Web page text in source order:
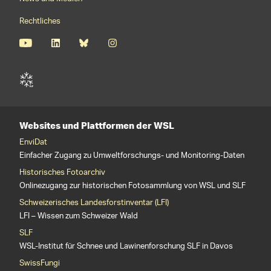
Rechtliches
Websites und Plattformen der WSL
EnviDat
Einfacher Zugang zu Umweltforschungs- und Monitoring-Daten
Historisches Fotoarchiv
Onlinezugang zur historischen Fotosammlung von WSL und SLF
Schweizerisches Landesforstinventar (LFI)
LFI – Wissen zum Schweizer Wald
SLF
WSL-Institut für Schnee und Lawinenforschung SLF in Davos
SwissFungi